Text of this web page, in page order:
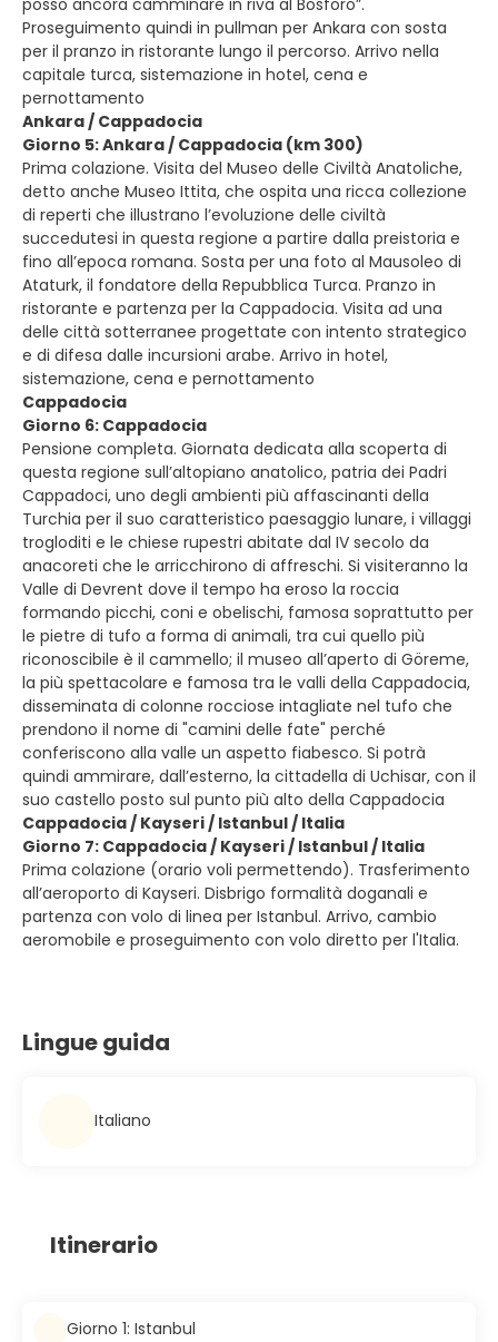
Proseguimento quindi in pullman per Ankara con sosta
per il pranzo in ristorante lungo il percorso. Arrivo nella
capitale turca, sistemazione in hotel, cena e
pernottamento
Ankara / Cappadocia
Giorno 5: Ankara / Cappadocia (km 300)
Prima colazione. Visita del Museo delle Civiltà Anatoliche,
detto anche Museo Ittita, che ospita una ricca collezione
di reperti che illustrano l’evoluzione delle civiltà
succedutesi in questa regione a partire dalla preistoria e
fino all’epoca romana. Sosta per una foto al Mausoleo di
Ataturk, il fondatore della Repubblica Turca. Pranzo in
ristorante e partenza per la Cappadocia. Visita ad una
delle città sotterranee progettate con intento strategico
e di difesa dalle incursioni arabe. Arrivo in hotel,
sistemazione, cena e pernottamento
Cappadocia
Giorno 6: Cappadocia
Pensione completa. Giornata dedicata alla scoperta di
questa regione sull’altopiano anatolico, patria dei Padri
Cappadoci, uno degli ambienti più affascinanti della
Turchia per il suo caratteristico paesaggio lunare, i villaggi
trogloditi e le chiese rupestri abitate dal IV secolo da
anacoreti che le arricchirono di affreschi. Si visiteranno la
Valle di Devrent dove il tempo ha eroso la roccia
formando picchi, coni e obelischi, famosa soprattutto per
le pietre di tufo a forma di animali, tra cui quello più
riconoscibile è il cammello; il museo all’aperto di Göreme,
la più spettacolare e famosa tra le valli della Cappadocia,
disseminata di colonne rocciose intagliate nel tufo che
prendono il nome di "camini delle fate" perché
conferiscono alla valle un aspetto fiabesco. Si potrà
quindi ammirare, dall’esterno, la cittadella di Uchisar, con il
suo castello posto sul punto più alto della Cappadocia
Cappadocia / Kayseri / Istanbul / Italia
Giorno 7: Cappadocia / Kayseri / Istanbul / Italia
Prima colazione (orario voli permettendo). Trasferimento
all’aeroporto di Kayseri. Disbrigo formalità doganali e
partenza con volo di linea per Istanbul. Arrivo, cambio
aeromobile e proseguimento con volo diretto per l'Italia.
Lingue guida
Italiano
Itinerario
Giorno 1: Istanbul